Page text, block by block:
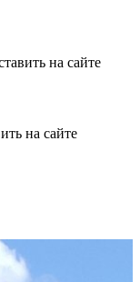
на сайте
на сайте